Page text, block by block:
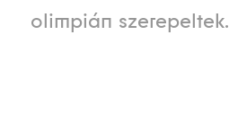
olimpián szerepeltek.